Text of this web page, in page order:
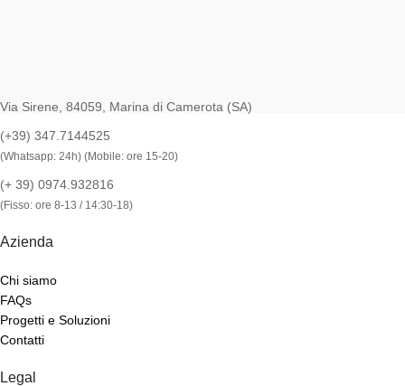
Via Sirene, 84059, Marina di Camerota (SA)
(+39) 347.7144525
(Whatsapp: 24h) (Mobile: ore 15-20)
(+ 39) 0974.932816
(Fisso: ore 8-13 / 14:30-18)
Azienda
Chi siamo
FAQs
Progetti e Soluzioni
Contatti
Legal